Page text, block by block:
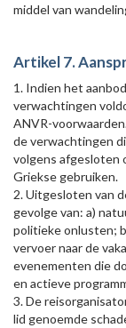
middel van
Artikel 7.
1. Indien het
verwachtingen
ANVR-
de verwachtingen
volgens afgesloten
Griekse gebruiken.
2. Uitgesloten van
gevolge van: a)
politieke onlusten;
vervoer naar de
evenementen die
en actieve
3. De
lid genoemde